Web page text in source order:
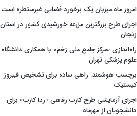
امروز ماه میزبان یک برخورد فضایی غیرمنتظره است
اجرای طرح بزرگترین مزرعه خورشیدی کشور در استان
زنجان
راه‌اندازی «مرکز جامع ملی زخم» با همکاری دانشگاه
علوم پزشکی تهران
برچسب هوشمند، راهی ساده برای تشخیص فیبروز
کیستیک
اجرای آزمایشی طرح کارت رفاهی «ردا کارت» برای
دانشجویان از مهرماه